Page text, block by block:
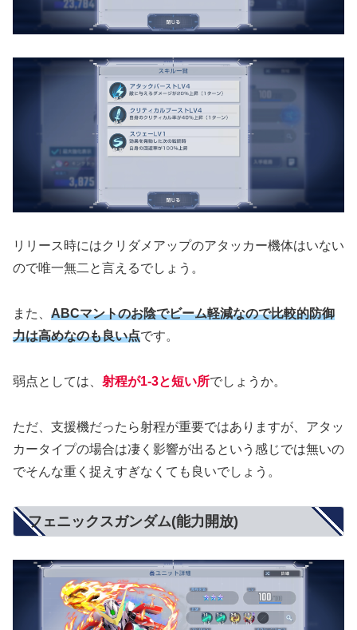
リリース時にはクリダメアップのアタッカー機体はいない
ので唯一無二と言えるでしょう。
また、 ABCマントのお陰でビーム軽減なので比較的防御
力は高めなのも良い点です。
弱点としては、 射程が1-3と短い所でしょうか。
ただ、支援機だったら射程が重要ではありますが、アタッ
カータイプの場合は凄く影響が出るという感じでは無いの
でそんな重く捉えすぎなくても良いでしょう。
フェニックスガンダム(能力開放)